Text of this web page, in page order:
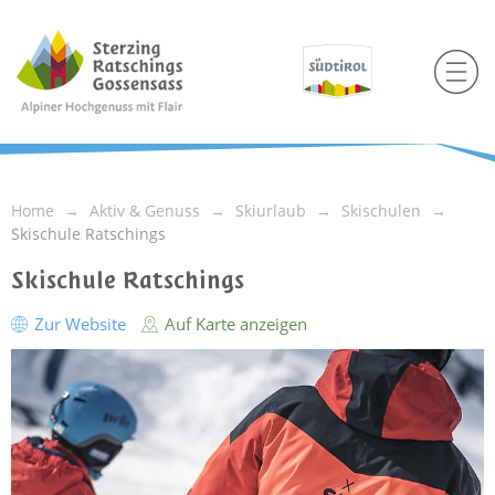
Home Aktiv & Genuss Skiurlaub
Skischulen
Skischule Ratschings
Skischule Ratschings
Zur Website Auf Karte anzeigen